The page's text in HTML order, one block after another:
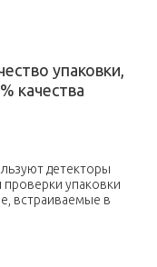
упаковки,
качества
детекторы
проверки упаковки
встраиваемые в